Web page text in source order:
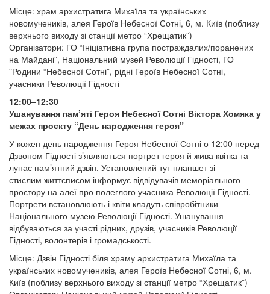
Місце: храм архистратига Михаїла та українських
новомучеників, алея Героїв Небесної Сотні, 6, м. Київ (поблизу
верхнього виходу зі станції метро “Хрещатик”)
Організатори: ГО “Ініціативна група постраждалих/поранених
на Майдані”, Національний музей Революції Гідності, ГО
"Родини “Небесної Сотні”, рідні Героїв Небесної Сотні,
учасники Революції Гідності
12:00–12:30
Ушанування пам’яті Героя Небесної Сотні Віктора Хомяка у
межах проєкту “День народження героя”
У кожен день народження Героя Небесної Сотні о 12:00 перед
Дзвоном Гідності з’являються портрет героя й жива квітка та
лунає пам’ятний дзвін. Установлений тут планшет зі
стислим життєписом інформує відвідувачів меморіального
простору на алеї про полеглого учасника Революції Гідності.
Портрети встановлюють і квіти кладуть співробітники
Національного музею Революції Гідності. Ушанування
відбуваються за участі рідних, друзів, учасників Революції
Гідності, волонтерів і громадськості.
Місце: Дзвін Гідності біля храму архистратига Михаїла та
українських новомучеників, алея Героїв Небесної Сотні, 6, м.
Київ (поблизу верхнього виходу зі станції метро “Хрещатик”)